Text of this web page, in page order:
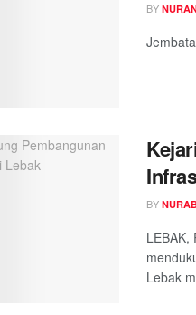
BY
BY
LEBAK,
Lebak